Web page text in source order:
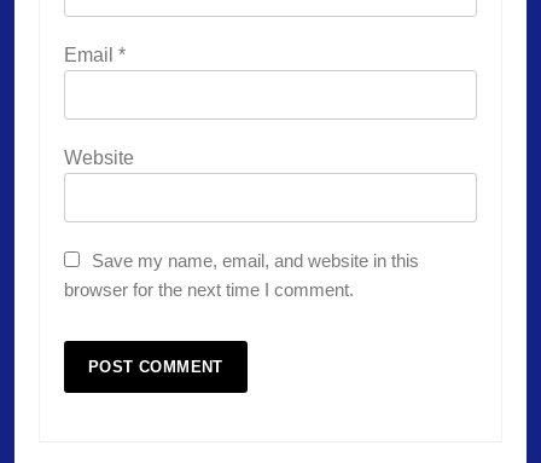
Email *
Website
Save my name, email, and website in this
browser for the next time I comment.